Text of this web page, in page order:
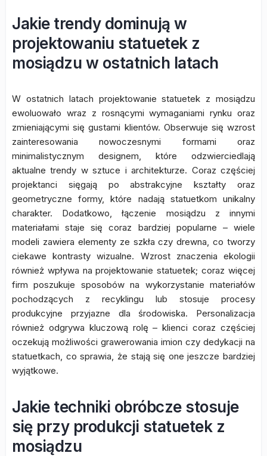
Jakie trendy dominują w
projektowaniu statuetek z
mosiądzu w ostatnich latach
W ostatnich latach projektowanie statuetek z mosiądzu
ewoluowało wraz z rosnącymi wymaganiami rynku oraz
zmieniającymi się gustami klientów. Obserwuje się wzrost
zainteresowania nowoczesnymi formami oraz
minimalistycznym designem, które odzwierciedlają
aktualne trendy w sztuce i architekturze. Coraz częściej
projektanci sięgają po abstrakcyjne kształty oraz
geometryczne formy, które nadają statuetkom unikalny
charakter. Dodatkowo, łączenie mosiądzu z innymi
materiałami staje się coraz bardziej popularne – wiele
modeli zawiera elementy ze szkła czy drewna, co tworzy
ciekawe kontrasty wizualne. Wzrost znaczenia ekologii
również wpływa na projektowanie statuetek; coraz więcej
firm poszukuje sposobów na wykorzystanie materiałów
pochodzących z recyklingu lub stosuje procesy
produkcyjne przyjazne dla środowiska. Personalizacja
również odgrywa kluczową rolę – klienci coraz częściej
oczekują możliwości grawerowania imion czy dedykacji na
statuetkach, co sprawia, że stają się one jeszcze bardziej
wyjątkowe.
Jakie techniki obróbcze stosuje
się przy produkcji statuetek z
mosiądzu